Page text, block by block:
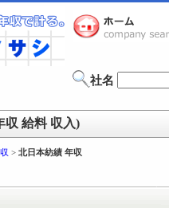
社名
収 給料 収入)
> 北日本紡績 年収